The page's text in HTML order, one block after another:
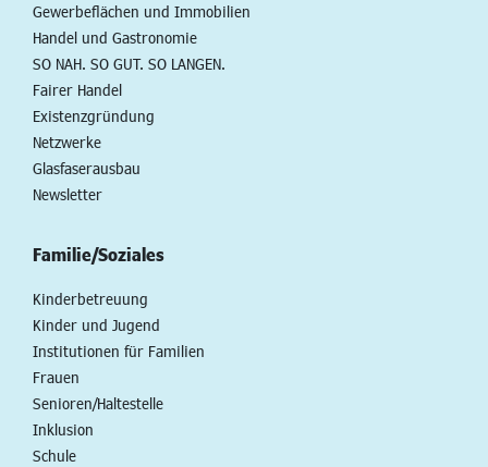
Gewerbeflächen und Immobilien
Handel und Gastronomie
SO NAH. SO GUT. SO LANGEN.
Fairer Handel
Existenzgründung
Netzwerke
Glasfaserausbau
Newsletter
Familie/Soziales
Kinderbetreuung
Kinder und Jugend
Institutionen für Familien
Frauen
Senioren/Haltestelle
Inklusion
Schule